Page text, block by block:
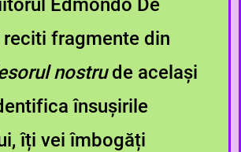
Edmondo De
fragmente din
nostrude același
însușirile
îți vei îmbogăți